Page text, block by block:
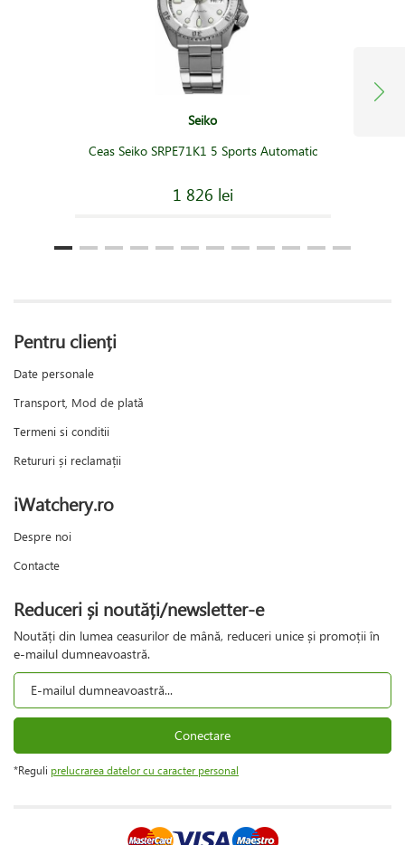
Seiko
Ceas Seiko SRPE71K1 5 Sports Automatic
1 826 lei
Pentru clienți
Date personale
Transport, Mod de plată
Termeni si conditii
Retururi și reclamații
iWatchery.ro
Despre noi
Contacte
Reduceri și noutăți/newsletter-e
Noutăți din lumea ceasurilor de mână, reduceri unice și promoții în
e-mailul dumneavoastră.
Conectare
*Reguli prelucrarea datelor cu caracter personal